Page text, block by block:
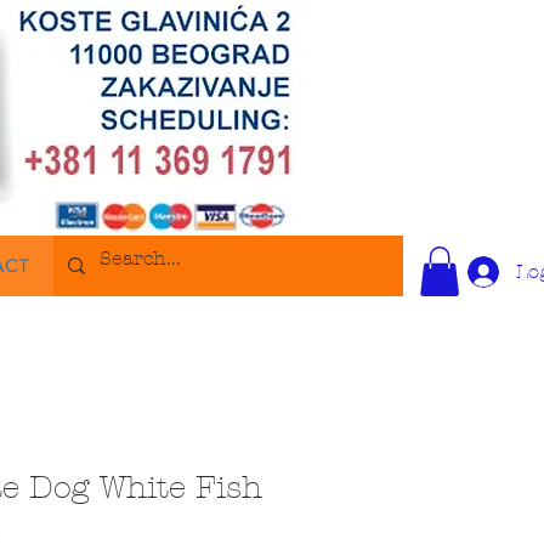
Dog White Fish